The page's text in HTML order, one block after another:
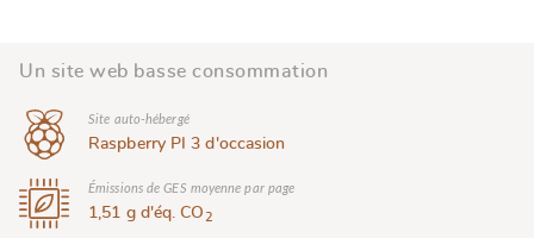
Un site web basse consommation
Site auto-hébergé
Raspberry PI 3 d'occasion
Émissions de GES moyenne par page
1,51 g d'éq. CO 2